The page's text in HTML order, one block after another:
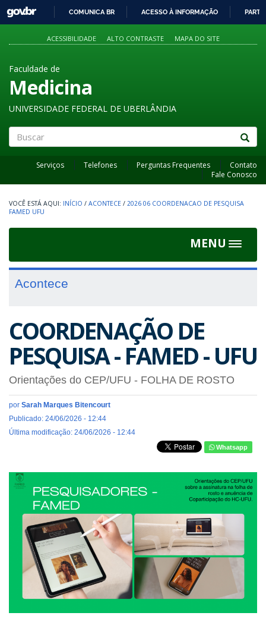
PARA
O
GOVBR
COMUNICA BR ACESSO À INFORMAÇÃO
ACESSIBILIDADE ALTO CONTRASTE MAPA DO SITE
Faculdade de
Medicina
UNIVERSIDADE FEDERAL DE UBERLÂNDIA
Serviços Telefones Perguntas Frequentes
Contato
Fale Conosco
INÍCIO / ACONTECE / 2026 06 COORDENACAO DE PESQUISA
FAMED UFU
MENU
Toggle
Acontece
COORDENAÇÃO DE
PESQUISA - FAMED - UFU
Orientações do CEP/UFU - FOLHA DE ROSTO
por Sarah Marques Bitencourt
Publicado: 24/06/2026 - 12:44
Última modificação: 24/06/2026 - 12:44
Whatsapp